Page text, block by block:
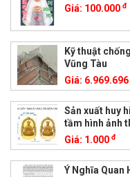
Giá: 100.000 đ
Kỹ thuật
Vũng Tàu
Giá: 6.969.696
Sản xuất huy
tầm hình ảnh
Giá: 1.000 đ
Ý Nghĩa Quan